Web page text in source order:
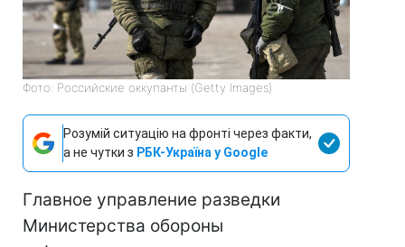
Фото: Российские оккупанты (Getty Images)
Розумій ситуацію на фронті через факти,
а не чутки з РБК-Україна у Google
Главное управление разведки
Министерства обороны